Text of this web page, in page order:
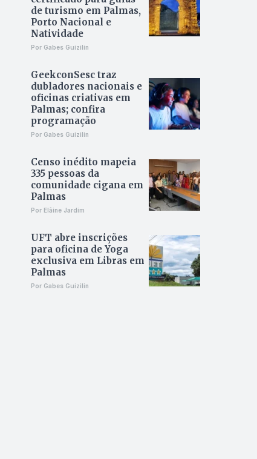
de turismo em Palmas,
Porto Nacional e
Natividade
Por Gabes Guizilin
GeekconSesc traz
dubladores nacionais e
oficinas criativas em
Palmas; confira
programação
Por Gabes Guizilin
Censo inédito mapeia
335 pessoas da
comunidade cigana em
Palmas
Por Elâine Jardim
UFT abre inscrições
para oficina de Yoga
exclusiva em Libras em
Palmas
Por Gabes Guizilin